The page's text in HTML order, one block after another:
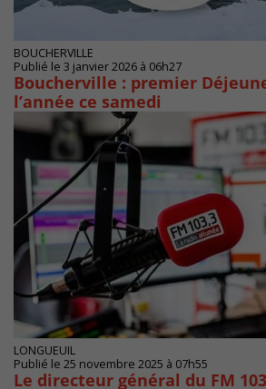
BOUCHERVILLE
Publié le 3 janvier 2026 à 06h27
Boucherville : premier
l’année ce samedi
LONGUEUIL
Publié le 25 novembre 2025 à 07h55
Le directeur général du FM